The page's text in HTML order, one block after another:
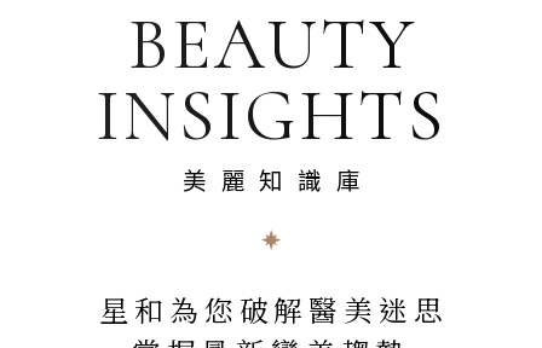
BEAUTY
INSIGHTS
美麗知識庫
星和為您破解醫美迷思